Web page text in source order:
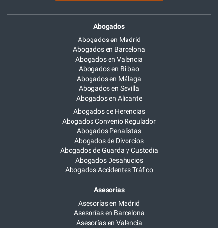
Abogados
Abogados en Madrid
Abogados en Barcelona
Abogados en Valencia
Abogados en Bilbao
Abogados en Málaga
Abogados en Sevilla
Abogados en Alicante
Abogados de Herencias
Abogados Convenio Regulador
Abogados Penalistas
Abogados de Divorcios
Abogados de Guarda y Custodia
Abogados Desahucios
Abogados Accidentes Tráfico
Asesorías
Asesorías en Madrid
Asesorías en Barcelona
Asesorías en Valencia